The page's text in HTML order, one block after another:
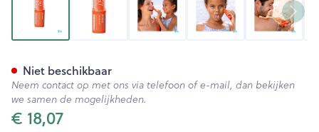
€ 18,07
Niet beschikbaar
Neem contact op met ons via telefoon of e-mail, dan bekijken
we samen de mogelijkheden.